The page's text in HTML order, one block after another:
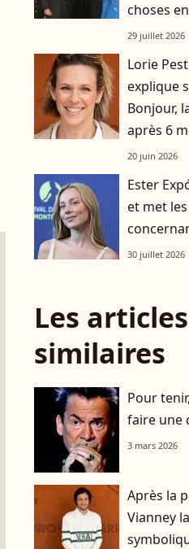
choses
29 juillet 2026
Lorie
explique
Bonjour,
après 6
20 juin 2026
Ester
et met
30 juillet 2026
Les articles
similaires
Pour
faire une
3 mars 2026
Après la
Vianney